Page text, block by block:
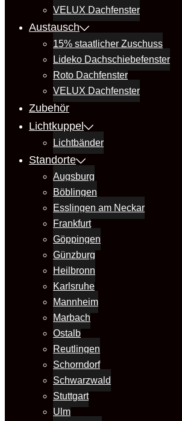
VELUX Dachfenster
Austausch
15% staatlicher Zuschuss
Lideko Dachschiebefenster
Roto Dachfenster
VELUX Dachfenster
Zubehör
Lichtkuppel
Lichtbänder
Standorte
Augsburg
Böblingen
Esslingen am Neckar
Frankfurt
Göppingen
Günzburg
Heilbronn
Karlsruhe
Mannheim
Marbach
Ostalb
Reutlingen
Schorndorf
Schwarzwald
Stuttgart
Ulm